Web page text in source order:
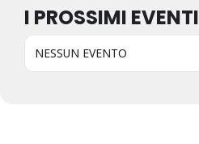
I PROSSIMI EVENTI
NESSUN EVENTO